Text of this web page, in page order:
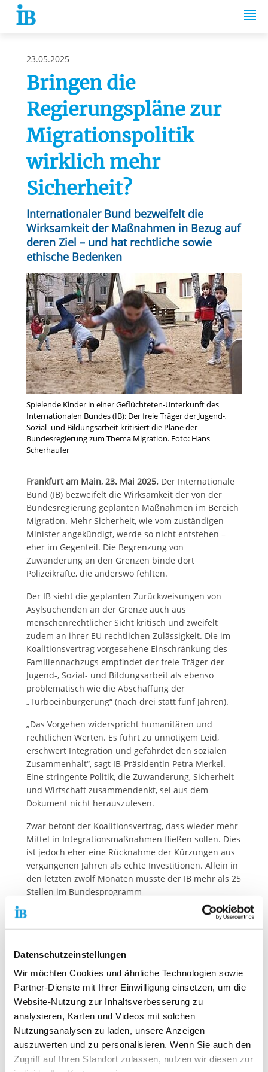
Datenschutzeinstellungen
Wir möchten Cookies und ähnliche Technologien sowie
Partner-Dienste mit Ihrer Einwilligung einsetzen, um die
Website-Nutzung zur Inhaltsverbesserung zu
analysieren, Karten und Videos mit solchen
Nutzungsanalysen zu laden, unsere Anzeigen
auszuwerten und zu personalisieren. Wenn Sie auch den
Zugriff auf Ihren Standort zulassen, nutzen wir diesen zur
Springe zum Inhalt
23.05.2025
Bringen die
Regierungspläne zur
Migrationspolitik
wirklich mehr
Sicherheit?
Internationaler Bund bezweifelt die
Wirksamkeit der Maßnahmen in Bezug auf
deren Ziel – und hat rechtliche sowie
ethische Bedenken
Spielende Kinder in einer Geflüchteten-Unterkunft des
Internationalen Bundes (IB): Der freie Träger der Jugend-,
Sozial- und Bildungsarbeit kritisiert die Pläne der
Bundesregierung zum Thema Migration. Foto: Hans
Scherhaufer
Frankfurt am Main, 23. Mai 2025.Der Internationale
Bund (IB) bezweifelt die Wirksamkeit der von der
Bundesregierung geplanten Maßnahmen im Bereich
Migration. Mehr Sicherheit, wie vom zuständigen
Minister angekündigt, werde so nicht entstehen –
eher im Gegenteil. Die Begrenzung von
Zuwanderung an den Grenzen binde dort
Polizeikräfte, die anderswo fehlten.
Der IB sieht die geplanten Zurückweisungen von
Asylsuchenden an der Grenze auch aus
menschenrechtlicher Sicht kritisch und zweifelt
zudem an ihrer EU-rechtlichen Zulässigkeit. Die im
Koalitionsvertrag vorgesehene Einschränkung des
Familiennachzugs empfindet der freie Träger der
Jugend-, Sozial- und Bildungsarbeit als ebenso
problematisch wie die Abschaffung der
„Turboeinbürgerung“ (nach drei statt fünf Jahren).
„Das Vorgehen widerspricht humanitären und
rechtlichen Werten. Es führt zu unnötigem Leid,
erschwert Integration und gefährdet den sozialen
Zusammenhalt“, sagt IB-Präsidentin Petra Merkel.
Eine stringente Politik, die Zuwanderung, Sicherheit
und Wirtschaft zusammendenkt, sei aus dem
Dokument nicht herauszulesen.
Zwar betont der Koalitionsvertrag, dass wieder mehr
Mittel in Integrationsmaßnahmen fließen sollen. Dies
ist jedoch eher eine Rücknahme der Kürzungen aus
vergangenen Jahren als echte Investitionen. Allein in
den letzten zwölf Monaten musste der IB mehr als 25
Stellen im Bundesprogramm
IB-Präsidentin Petra Merkel: „Wir müssen endlich ein
sind wir davon noch weit entfernt.“
Ein weiteres Vorhaben ist die Evaluation der
Asylverfahrensberatung(AVB) mit bewusst offenem
Ausgang. Die auch vom IB angebotene AVB berät
Schutzsuchende bei Antragstellung, Anhörung sowie
im Fall einer Ablehnung. Damit trägt sie zu
Rechtsstaatlichkeit bei. Die Evaluation des Angebots
begrüßt der IB. Es irritiert jedoch, dass der
Koalitionsvertrag keine weiteren Angaben zur AVB-